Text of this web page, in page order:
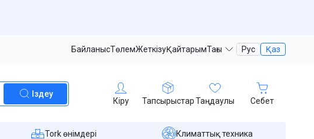
БайланысТөлемЖеткізуҚайтарымТағы Рус Қаз
Іздеу
Кіру ТапсырыстарТаңдаулы Себет
Tork өнімдері Климаттық техника